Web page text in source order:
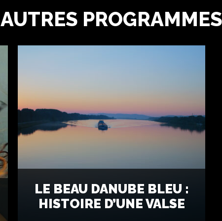
AUTRES PROGRAMMES
LE BEAU DANUBE BLEU :
HISTOIRE D’UNE VALSE